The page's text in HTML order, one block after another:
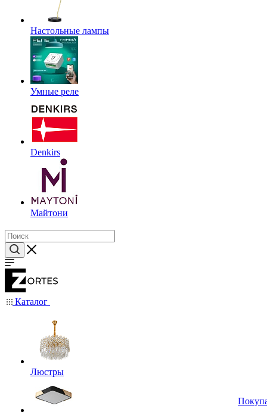
Настольные лампы
Умные реле
Denkirs
Майтони
Каталог
Люстры